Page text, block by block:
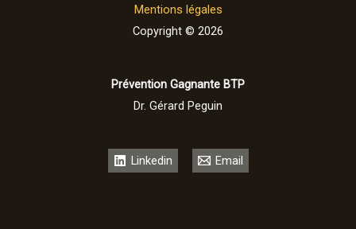
Mentions légales
Copyright © 2026
Prévention Gagnante BTP
Dr. Gérard Peguin
Linkedin Email